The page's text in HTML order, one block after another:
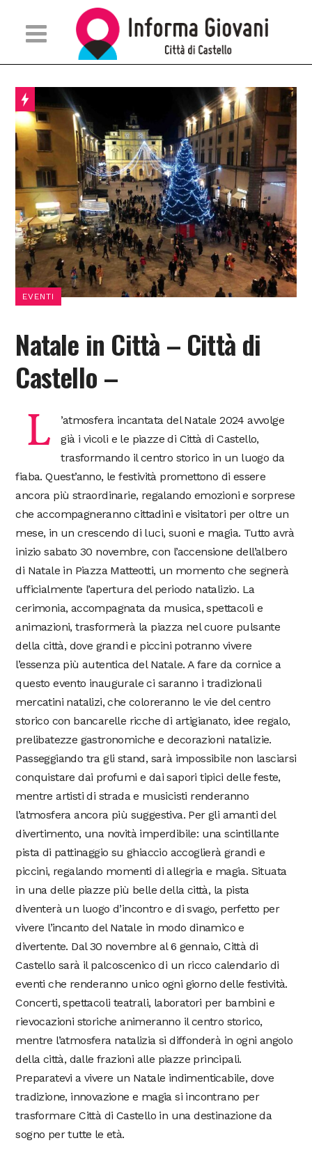
EVENTI
Natale in Città – Città di
Castello –
L
’atmosfera incantata del Natale 2024 avvolge
già i vicoli e le piazze di Città di Castello,
trasformando il centro storico in un luogo da
fiaba. Quest’anno, le festività promettono di essere
ancora più straordinarie, regalando emozioni e sorprese
che accompagneranno cittadini e visitatori per oltre un
mese, in un crescendo di luci, suoni e magia. Tutto avrà
inizio sabato 30 novembre, con l’accensione dell’albero
di Natale in Piazza Matteotti, un momento che segnerà
ufficialmente l’apertura del periodo natalizio. La
cerimonia, accompagnata da musica, spettacoli e
animazioni, trasformerà la piazza nel cuore pulsante
della città, dove grandi e piccini potranno vivere
l’essenza più autentica del Natale. A fare da cornice a
questo evento inaugurale ci saranno i tradizionali
mercatini natalizi, che coloreranno le vie del centro
storico con bancarelle ricche di artigianato, idee regalo,
prelibatezze gastronomiche e decorazioni natalizie.
Passeggiando tra gli stand, sarà impossibile non lasciarsi
conquistare dai profumi e dai sapori tipici delle feste,
mentre artisti di strada e musicisti renderanno
l’atmosfera ancora più suggestiva. Per gli amanti del
divertimento, una novità imperdibile: una scintillante
pista di pattinaggio su ghiaccio accoglierà grandi e
piccini, regalando momenti di allegria e magia. Situata
in una delle piazze più belle della città, la pista
diventerà un luogo d’incontro e di svago, perfetto per
vivere l’incanto del Natale in modo dinamico e
divertente. Dal 30 novembre al 6 gennaio, Città di
Castello sarà il palcoscenico di un ricco calendario di
eventi che renderanno unico ogni giorno delle festività.
Concerti, spettacoli teatrali, laboratori per bambini e
rievocazioni storiche animeranno il centro storico,
mentre l’atmosfera natalizia si diffonderà in ogni angolo
della città, dalle frazioni alle piazze principali.
Preparatevi a vivere un Natale indimenticabile, dove
tradizione, innovazione e magia si incontrano per
trasformare Città di Castello in una destinazione da
sogno per tutte le età.